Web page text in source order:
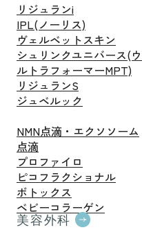
リジュランi
IPL(ノーリス)
ヴェルベットスキン
シュリンクユニバース(ウ
ルトラフォーマーMPT)
リジュランS
ジュベルック
NMN点滴・エクソソーム
点滴
プロファイロ
ピコフラクショナル
ボトックス
ベビーコラーゲン
美容外科